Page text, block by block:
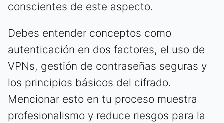
conscientes de este aspecto.
Debes entender conceptos como
autenticación en dos factores, el uso de
VPNs, gestión de contraseñas seguras y
los principios básicos del cifrado.
Mencionar esto en tu proceso muestra
profesionalismo y reduce riesgos para la